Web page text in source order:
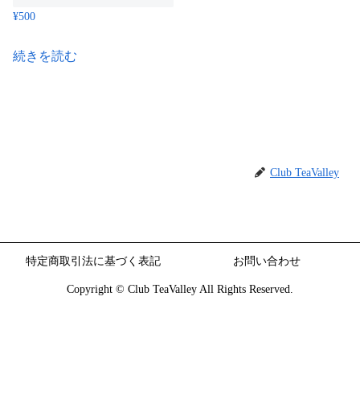
¥500
続きを読む
Club TeaValley
特定商取引法に基づく表記 お問い合わせ
Copyright © Club TeaValley All Rights Reserved.